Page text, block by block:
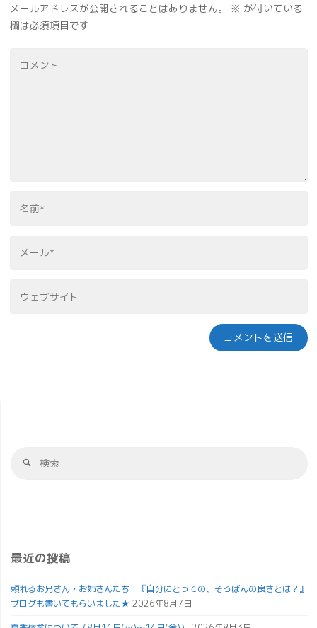
メールアドレスが公開されることはありません。 ※ が付いている
欄は必須項目です
最近の投稿
頼れるお兄さん・お姉さんたち！『自分にとっての、そろばんの良さとは？』
ブログも書いてもらいました★ 2026年8月7日